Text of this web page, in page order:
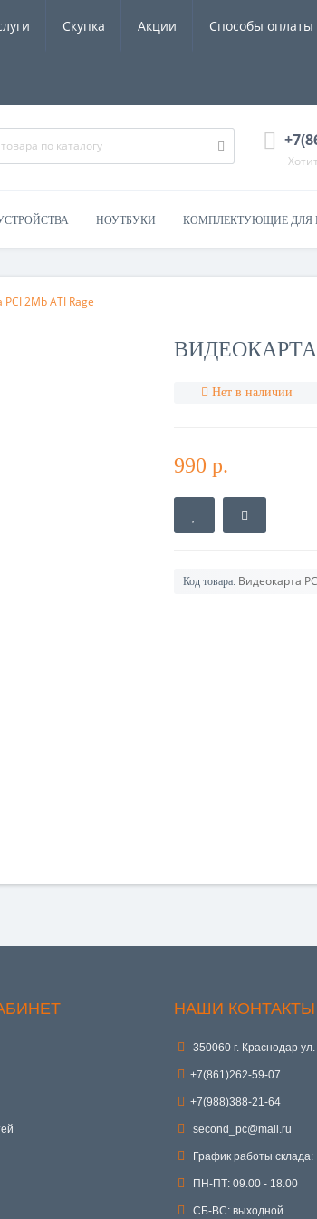
Скупка Акции Способы оплаты
НОУТБУКИ КОМПЛЕКТУЮЩИЕ ДЛЯ
2Mb ATI Rage
ВИДЕОКАРТА
Нет в наличии
990 р.
Код товара: Видеокарта
НАШИ КОНТАКТЫ
350060 г. Краснодар
+7(861)262-59-07
+7(988)388-21-64
second_pc@mail.ru
График работы склада:
ПН-ПТ: 09.00 - 18.00
СБ-ВС: выходной